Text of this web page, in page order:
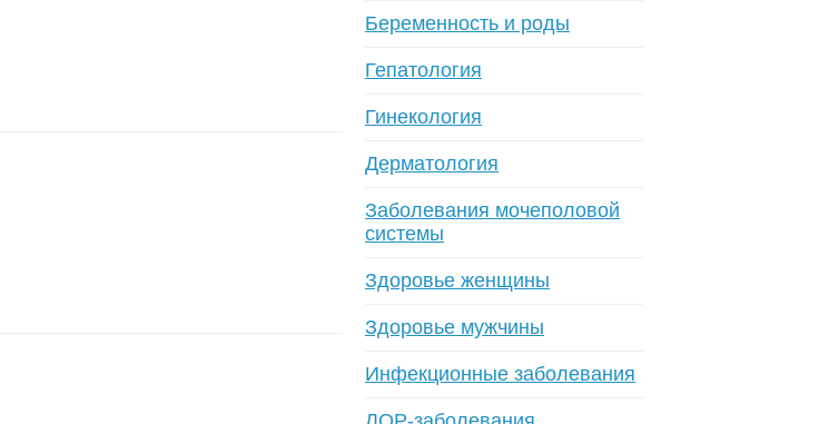
Беременность и роды
Гепатология
Гинекология
Дерматология
Заболевания мочеполовой
системы
Здоровье женщины
Здоровье мужчины
Инфекционные заболевания